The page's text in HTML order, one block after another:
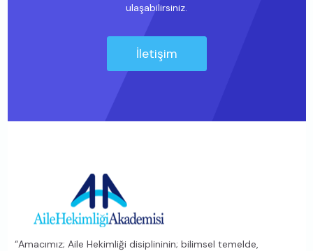
ulaşabilirsiniz.
İletişim
“Amacımız; Aile Hekimliği disiplininin; bilimsel temelde,